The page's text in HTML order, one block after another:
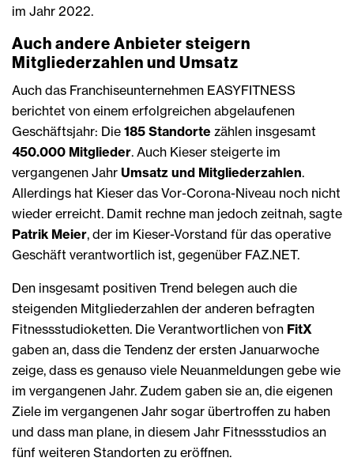
im Jahr 2022.
Auch andere Anbieter steigern
Mitgliederzahlen und Umsatz
Auch das Franchiseunternehmen EASYFITNESS
berichtet von einem erfolgreichen abgelaufenen
Geschäftsjahr: Die 185 Standorte zählen insgesamt
450.000 Mitglieder. Auch Kieser steigerte im
vergangenen Jahr Umsatz und Mitgliederzahlen.
Allerdings hat Kieser das Vor-Corona-Niveau noch nicht
wieder erreicht. Damit rechne man jedoch zeitnah, sagte
Patrik Meier, der im Kieser-Vorstand für das operative
Geschäft verantwortlich ist, gegenüber FAZ.NET.
Den insgesamt positiven Trend belegen auch die
steigenden Mitgliederzahlen der anderen befragten
Fitnessstudioketten. Die Verantwortlichen von FitX
gaben an, dass die Tendenz der ersten Januarwoche
zeige, dass es genauso viele Neuanmeldungen gebe wie
im vergangenen Jahr. Zudem gaben sie an, die eigenen
Ziele im vergangenen Jahr sogar übertroffen zu haben
und dass man plane, in diesem Jahr Fitnessstudios an
fünf weiteren Standorten zu eröffnen.